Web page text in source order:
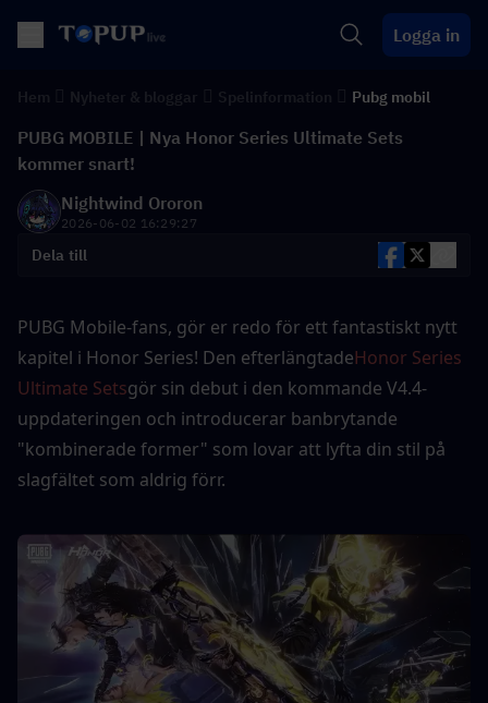
Logga in
Pubg mobil
PUBG MOBILE | Nya Honor Series Ultimate Sets
kommer snart!
Nightwind Ororon
2026-06-02 16:29:27
Dela till
PUBG Mobile-fans, gör er redo för ett fantastiskt nytt
kapitel i Honor Series! Den efterlängtadeHonor Series
Ultimate Setsgör sin debut i den kommande V4.4-
uppdateringen och introducerar banbrytande
"kombinerade former" som lovar att lyfta din stil på
slagfältet som aldrig förr.